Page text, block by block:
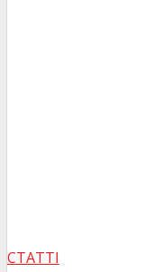
СТАТТІ